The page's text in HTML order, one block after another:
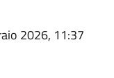
2026, 11:37